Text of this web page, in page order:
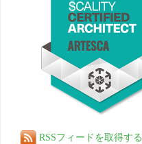
RSSフィードを取得する